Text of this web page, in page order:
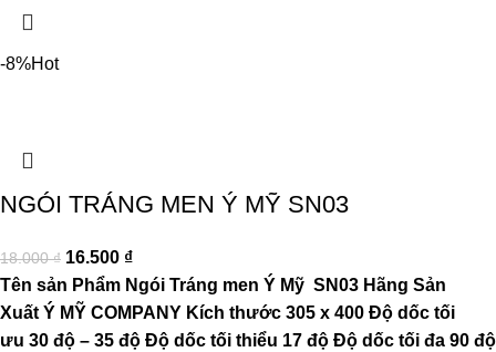
-8%Hot
NGÓI TRÁNG MEN Ý MỸ SN03
18.000₫ 16.500 ₫
Tên sản Phẩm Ngói Tráng men Ý Mỹ SN03 Hãng Sản
Xuất Ý MỸ COMPANY Kích thước 305 x 400 Độ dốc tối
ưu 30 độ – 35 độ Độ dốc tối thiểu 17 độ Độ dốc tối đa 90 độ